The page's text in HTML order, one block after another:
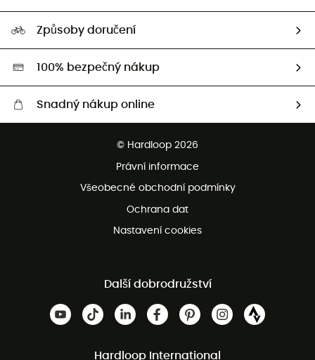
Naši Ambasadoři
HardGreen
Způsoby doručení
100% bezpečný nákup
Snadný nákup online
Bezplatná zákaznická služba
© Hardloop 2026
Právní informace
Všeobecné obchodní podmínky
Ochrana dat
Nastavení cookies
Další dobrodružství
Hardloop International